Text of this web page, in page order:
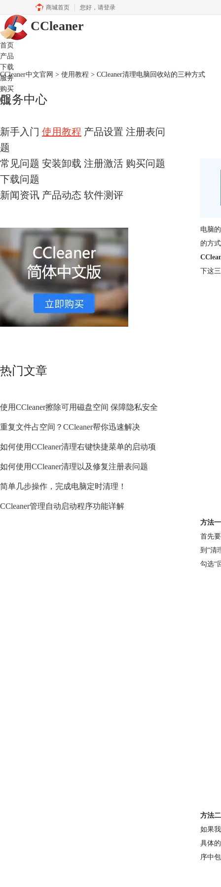
商城首页 您好， 请登录
CCleaner
首页
产品
下载
服务
购买
CCleaner中文官网 > 使用教程 > CCleaner清理电脑回收站的三种方式
服务中心
新手入门 使用教程 产品设置 注册表问
题
常见问题 安装卸载 注册激活 购买问题
下载问题
新闻资讯 产品动态 软件测评
热门文章
使用CCleaner擦除可用磁盘空间 保障隐私安全
重复文件占空间？CCleaner帮你迅速解决
如何使用CCleaner清理右键快捷菜单的启动项
如何使用CCleaner清理以及修复注册表问题
简单几步操作，完成电脑定时清理！
CCleaner管理自动启动程序功能详解
电脑
的方
下这
方法
首先
到“清
勾选“
方法
如果
具体
序中